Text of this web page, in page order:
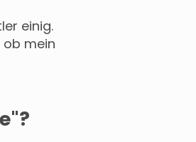
einig.
mein